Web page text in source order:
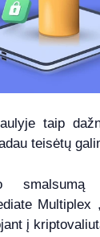
taip
teisėtų
smalsumą
į